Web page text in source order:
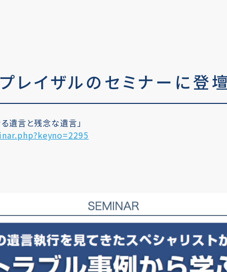
レイザルのセミナーに登
遺言と残念な遺言」